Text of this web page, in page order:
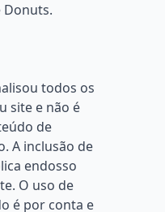
Donuts.
todos os
site e não é
de
A inclusão de
endosso
O uso de
é por conta e